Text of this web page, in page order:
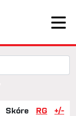
Skóre RG +/-